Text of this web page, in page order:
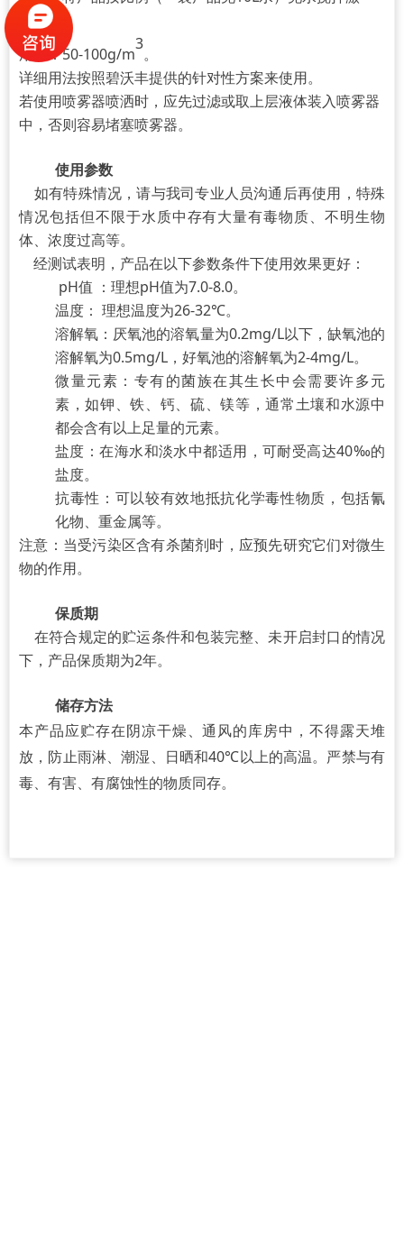
活。
用量：50-100g/m
3
。
详细用法按照碧沃丰提供的针对性方案来使用。
若使用喷雾器喷洒时，应先过滤或取上层液体装入喷雾器
中，否则容易堵塞喷雾器。
使用参数
如有特殊情况，请与我司专业人员沟通后再使用，特殊
情况包括但不限于水质中存有大量有毒物质、不明生物
体、浓度过高等。
经测试表明，产品在以下参数条件下使用效果更好：
pH值 ：理想pH值为7.0-8.0。
温度： 理想温度为26-32℃。
溶解氧：厌氧池的溶氧量为0.2mg/L以下，缺氧池的
溶解氧为0.5mg/L，好氧池的溶解氧为2-4mg/L。
微量元素：专有的菌族在其生长中会需要许多元
素，如钾、铁、钙、硫、镁等，通常土壤和水源中
都会含有以上足量的元素。
盐度：在海水和淡水中都适用，可耐受高达40‰的
盐度。
抗毒性：可以较有效地抵抗化学毒性物质，包括氰
化物、重金属等。
注意：当受污染区含有杀菌剂时，应预先研究它们对微生
物的作用。
保质期
在符合规定的贮运条件和包装完整、未开启封口的情况
下，产品保质期为2年。
储存方法
本产品应贮存在阴凉干燥、通风的库房中，不得露天堆
放，防止雨淋、潮湿、日晒和40℃以上的高温。严禁与有
毒、有害、有腐蚀性的物质同存。